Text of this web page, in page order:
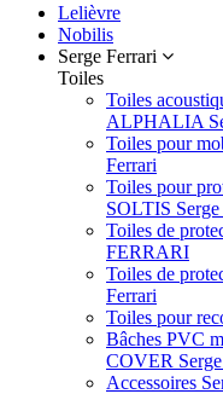
Lelièvre
Nobilis
Serge Ferrari
Toiles
Toiles
ALPHALIA
Toiles pour
Ferrari
Toiles pour
SOLTIS Serge
Toiles de
FERRARI
Toiles de
Ferrari
Toiles pour
Bâches PVC
COVER
Accessoires